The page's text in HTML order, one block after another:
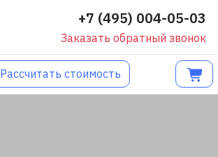
+7 (495) 004-05-03
Заказать обратный звонок
Рассчитать стоимость